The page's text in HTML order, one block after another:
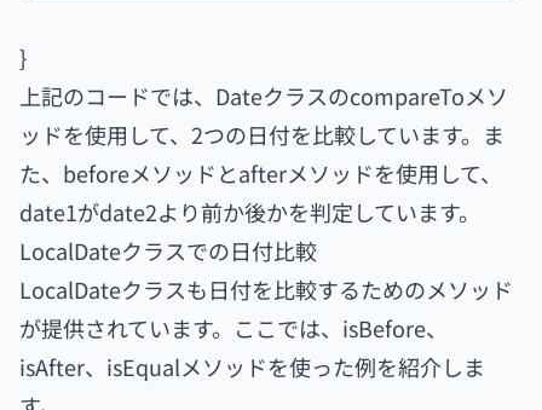
}
上記のコードでは、DateクラスのcompareToメソ
ッドを使用して、2つの日付を比較しています。ま
た、beforeメソッドとafterメソッドを使用して、
date1がdate2より前か後かを判定しています。
LocalDateクラスでの日付比較
LocalDateクラスも日付を比較するためのメソッド
が提供されています。ここでは、isBefore、
isAfter、isEqualメソッドを使った例を紹介しま